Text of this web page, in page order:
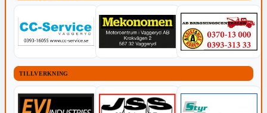
TILLVERKNING